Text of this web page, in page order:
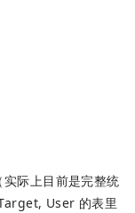
际上目前是完整统
User 的表里